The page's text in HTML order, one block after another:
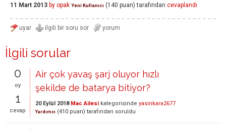
11 Mart 2013 by opak Yeni Kullanıcı (140 puan) tarafından cevaplandı
İlgili sorular
0
oy
1
cevap
Air çok yavaş şarj oluyor hızlı
şekilde de batarya bitiyor?
20 Eylül 2018 Mac Ailesi kategorisinde yasinkara2677
Yardımcı (410 puan) tarafından soruldu